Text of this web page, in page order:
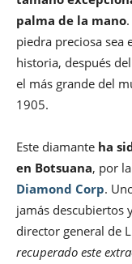
palma de la mano
piedra preciosa sea
historia, después
el más grande del
1905.
Este diamante ha
en Botsuana, por
Diamond Corp.
jamás descubiertos
director general de
recuperado este